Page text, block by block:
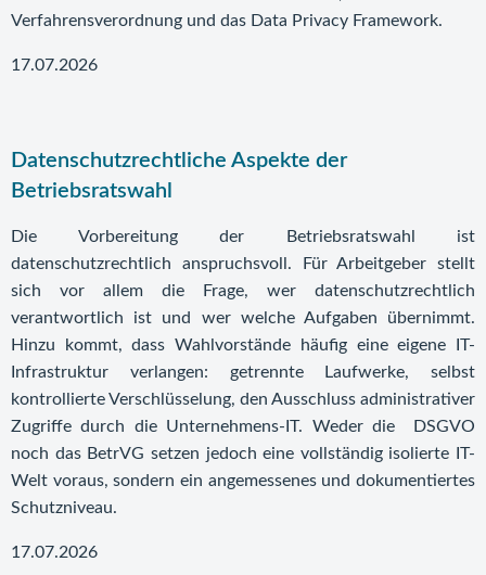
Verfahrensverordnung und das Data Privacy Framework.
17.07.2026
Datenschutzrechtliche Aspekte der
Betriebsratswahl
Die Vorbereitung der Betriebsratswahl ist
datenschutzrechtlich anspruchsvoll. Für Arbeitgeber stellt
sich vor allem die Frage, wer datenschutzrechtlich
verantwortlich ist und wer welche Aufgaben übernimmt.
Hinzu kommt, dass Wahlvorstände häufig eine eigene IT-
Infrastruktur verlangen: getrennte Laufwerke, selbst
kontrollierte Verschlüsselung, den Ausschluss administrativer
Zugriffe durch die Unternehmens-IT. Weder die DSGVO
noch das BetrVG setzen jedoch eine vollständig isolierte IT-
Welt voraus, sondern ein angemessenes und dokumentiertes
Schutzniveau.
17.07.2026